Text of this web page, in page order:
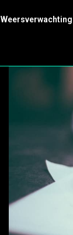
Weersverwachting